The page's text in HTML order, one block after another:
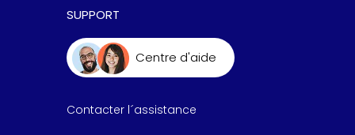
SUPPORT
Contacter l´assistance
Centre d'aide